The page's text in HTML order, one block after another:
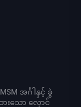
အင်္ဂါနှင့် ခွဲ
းသော လှောင်